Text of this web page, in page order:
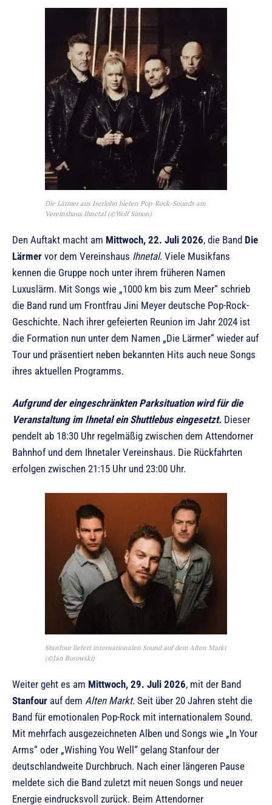
Die Lärmer aus Iserlohn bieten Pop-Rock-Sounds am
Vereinshaus Ihnetal (©Wolf Simon)
Den Auftakt macht am Mittwoch, 22. Juli 2026, die Band Die
Lärmer vor dem Vereinshaus Ihnetal. Viele Musikfans
kennen die Gruppe noch unter ihrem früheren Namen
Luxuslärm. Mit Songs wie „1000 km bis zum Meer“ schrieb
die Band rund um Frontfrau Jini Meyer deutsche Pop-Rock-
Geschichte. Nach ihrer gefeierten Reunion im Jahr 2024 ist
die Formation nun unter dem Namen „Die Lärmer“ wieder auf
Tour und präsentiert neben bekannten Hits auch neue Songs
ihres aktuellen Programms.
Aufgrund der eingeschränkten Parksituation wird für die
Veranstaltung im Ihnetal ein Shuttlebus eingesetzt. Dieser
pendelt ab 18:30 Uhr regelmäßig zwischen dem Attendorner
Bahnhof und dem Ihnetaler Vereinshaus. Die Rückfahrten
erfolgen zwischen 21:15 Uhr und 23:00 Uhr.
Stanfour liefert internationalen Sound auf dem Alten Markt
(©Jan Borowski)
Weiter geht es am Mittwoch, 29. Juli 2026, mit der Band
Stanfour auf dem Alten Markt. Seit über 20 Jahren steht die
Band für emotionalen Pop-Rock mit internationalem Sound.
Mit mehrfach ausgezeichneten Alben und Songs wie „In Your
Arms“ oder „Wishing You Well“ gelang Stanfour der
deutschlandweite Durchbruch. Nach einer längeren Pause
meldete sich die Band zuletzt mit neuen Songs und neuer
Energie eindrucksvoll zurück. Beim Attendorner